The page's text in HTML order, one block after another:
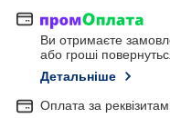
Ви отримаєте
або гроші
Детальніше
Оплата за